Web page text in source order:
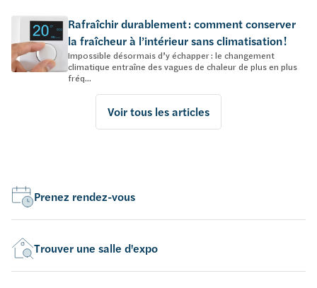
Rafraîchir durablement : comment conserver
la fraîcheur à l’intérieur sans climatisation !
Impossible désormais d’y échapper : le changement
climatique entraîne des vagues de chaleur de plus en plus
fréq...
Voir tous les articles
Prenez rendez-vous
Trouver une salle d'expo